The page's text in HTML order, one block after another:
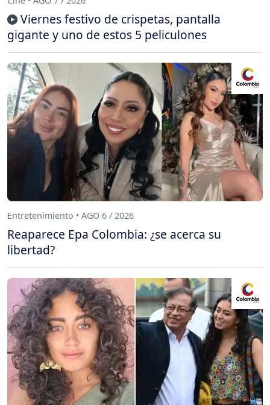
Viernes festivo de crispetas, pantalla
gigante y uno de estos 5 peliculones
Entretenimiento • AGO 6 / 2026
Reaparece Epa Colombia: ¿se acerca su
libertad?